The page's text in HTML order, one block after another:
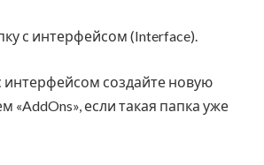
с интерфейсом (Interface).
интерфейсом создайте новую
«AddOns», если такая папка уже